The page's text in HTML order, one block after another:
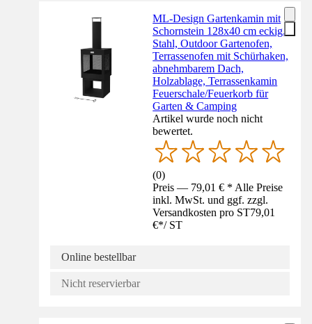
ML-Design Gartenkamin mit
Schornstein 128x40 cm eckig,
Stahl, Outdoor Gartenofen,
Terrassenofen mit Schürhaken,
abnehmbarem Dach,
Holzablage, Terrassenkamin
Feuerschale/Feuerkorb für
Garten & Camping
Artikel wurde noch nicht
bewertet.
(0)
Preis — 79,01 € * Alle Preise
inkl. MwSt. und ggf. zzgl.
Versandkosten pro ST79,01
€*/ ST
Online bestellbar
Nicht reservierbar